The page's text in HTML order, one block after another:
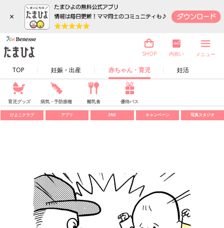
×
TOP 妊娠・出産 赤ちゃん・育児 妊活
SHOP 内祝い メニュー
育児グッズ 病気・予防接種 離乳食 優待パス
ひよこクラブ アプリ SNS キャンペーン 写真スタジオ